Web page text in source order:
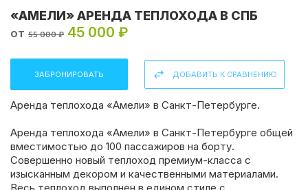
«АМЕЛИ» АРЕНДА ТЕПЛОХОДА В СПБ
от 55 000 ₽ 45 000 ₽
ЗАБРОНИРОВАТЬ ДОБАВИТЬ К СРАВНЕНИЮ
Аренда теплохода «Амели» в Санкт-Петербурге.
Аренда теплохода «Амели» в Санкт-Петербурге общей
вместимостью до 100 пассажиров на борту.
Совершенно новый теплоход премиум-класса с
изысканным декором и качественными материалами.